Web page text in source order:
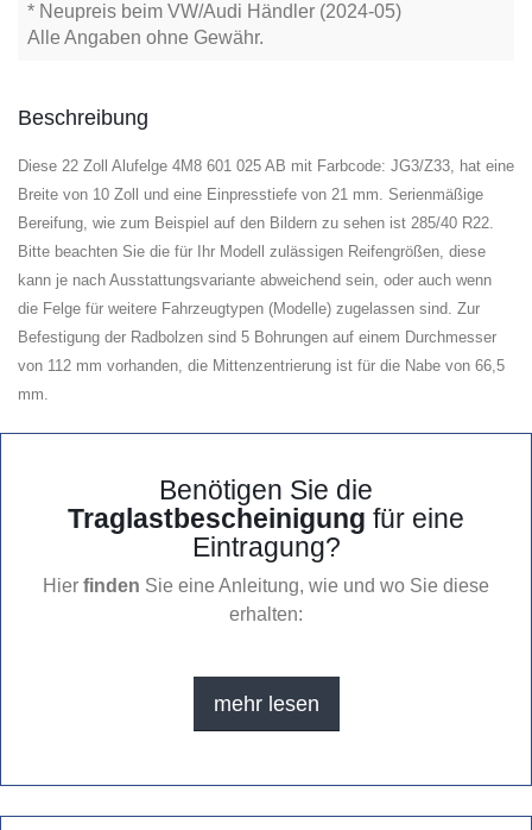
* Neupreis beim VW/Audi Händler (2024-05)
Alle Angaben ohne Gewähr.
Beschreibung
Diese 22 Zoll Alufelge 4M8 601 025 AB mit Farbcode: JG3/Z33, hat eine
Breite von 10 Zoll und eine Einpresstiefe von 21 mm. Serienmäßige
Bereifung, wie zum Beispiel auf den Bildern zu sehen ist 285/40 R22.
Bitte beachten Sie die für Ihr Modell zulässigen Reifengrößen, diese
kann je nach Ausstattungsvariante abweichend sein, oder auch wenn
die Felge für weitere Fahrzeugtypen (Modelle) zugelassen sind. Zur
Befestigung der Radbolzen sind 5 Bohrungen auf einem Durchmesser
von 112 mm vorhanden, die Mittenzentrierung ist für die Nabe von 66,5
mm.
Benötigen Sie die
Traglastbescheinigung für eine
Eintragung?
Hier finden Sie eine Anleitung, wie und wo Sie diese
erhalten:
mehr lesen